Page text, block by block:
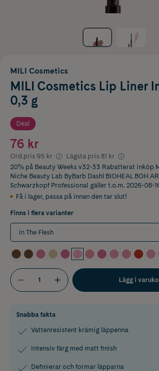
MILI Cosmetics
MILI Cosmetics Lip Liner
0,3 g
Deal
76 kr
Ord.pris 95 kr Lägsta pris 81 kr
20% på Beauty Weeks v32-33 Rabatterat inköp
Niche Beauty Lab ByBarb Dashl BIOHEAL BOH
Schwarzkopf Professional gäller t.o.m. 2026-08-
Få i lager, passa på innan den tar slut!
Finns i flera varianter
In The Flesh
Lägg i
Snabba fakta
Vattenresistent krämig läppenna
Intensiv färg med matt finish
Definierar och formar läpparna